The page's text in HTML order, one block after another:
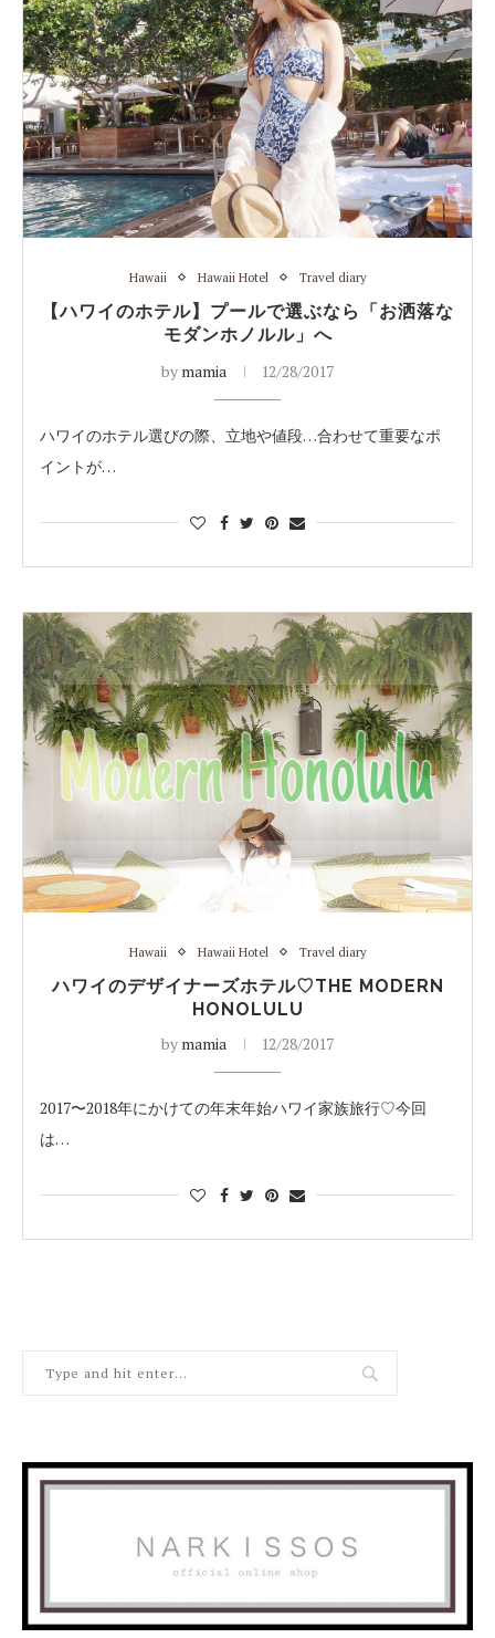
Hawaii Hawaii Hotel Travel diary
【ハワイのホテル】プールで選ぶなら「お洒落な
モダンホノルル」へ
by mamia 12/28/2017
ハワイのホテル選びの際、立地や値段…合わせて重要なポ
イントが…
Hawaii Hawaii Hotel Travel diary
ハワイのデザイナーズホテル♡THE MODERN
HONOLULU
by mamia 12/28/2017
2017〜2018年にかけての年末年始ハワイ家族旅行♡今回
は…